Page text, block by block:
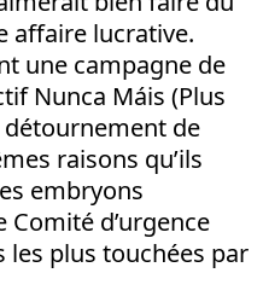
affaire lucrative.
une campagne de
Nunca Máis (Plus
détournement de
raisons qu’ils
embryons
Comité d’urgence
les plus touchées par